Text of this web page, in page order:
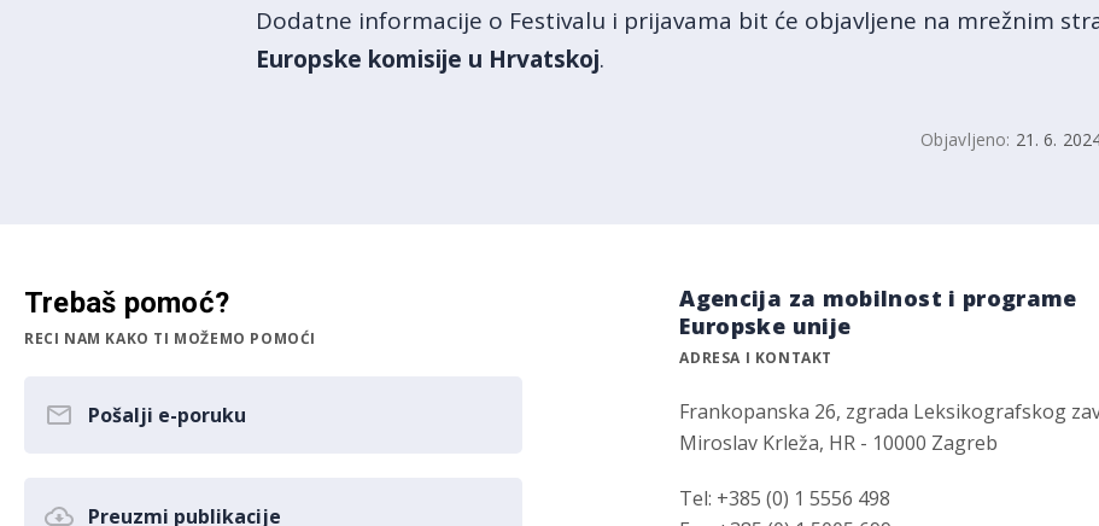
Dodatne informacije o Festivalu i prijavama bit će objavljene na mrežnim
Europske komisije u Hrvatskoj.
Objavljeno: 21. 6.
Trebaš pomoć?
RECI NAM KAKO TI MOŽEMO POMOĆI
Pošalji e-poruku
Preuzmi publikacije
Agencija za mobilnost i programe
Europske unije
ADRESA I KONTAKT
Frankopanska 26, zgrada Leksikografskog
Miroslav Krleža, HR - 10000 Zagreb
Tel: +385 (0) 1 5556 498